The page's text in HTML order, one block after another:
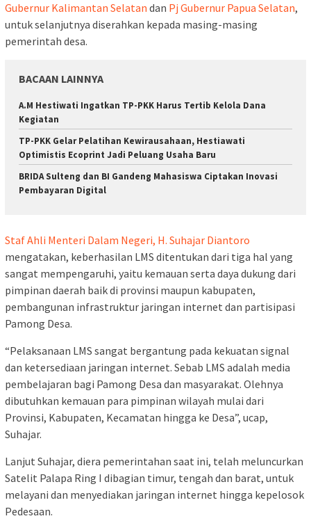
Gubernur Kalimantan Selatan dan Pj Gubernur Papua Selatan,
untuk selanjutnya diserahkan kepada masing-masing
pemerintah desa.
BACAAN LAINNYA
A.M Hestiwati Ingatkan TP-PKK Harus Tertib Kelola Dana
Kegiatan
TP-PKK Gelar Pelatihan Kewirausahaan, Hestiawati
Optimistis Ecoprint Jadi Peluang Usaha Baru
BRIDA Sulteng dan BI Gandeng Mahasiswa Ciptakan Inovasi
Pembayaran Digital
Staf Ahli Menteri Dalam Negeri, H. Suhajar Diantoro
mengatakan, keberhasilan LMS ditentukan dari tiga hal yang
sangat mempengaruhi, yaitu kemauan serta daya dukung dari
pimpinan daerah baik di provinsi maupun kabupaten,
pembangunan infrastruktur jaringan internet dan partisipasi
Pamong Desa.
“Pelaksanaan LMS sangat bergantung pada kekuatan signal
dan ketersediaan jaringan internet. Sebab LMS adalah media
pembelajaran bagi Pamong Desa dan masyarakat. Olehnya
dibutuhkan kemauan para pimpinan wilayah mulai dari
Provinsi, Kabupaten, Kecamatan hingga ke Desa”, ucap,
Suhajar.
Lanjut Suhajar, diera pemerintahan saat ini, telah meluncurkan
Satelit Palapa Ring I dibagian timur, tengah dan barat, untuk
melayani dan menyediakan jaringan internet hingga kepelosok
Pedesaan.